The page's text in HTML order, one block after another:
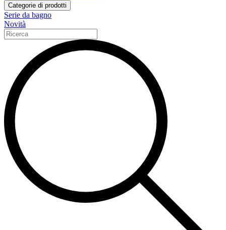
Categorie di prodotti
Serie da bagno
Novità